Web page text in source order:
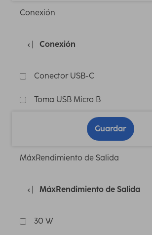
Conexión
Conexión
Conector USB-C
Toma USB Micro B
Guardar
MáxRendimiento de Salida
MáxRendimiento de Salida
30 W